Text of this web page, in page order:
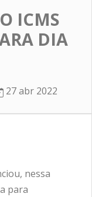
ICMS
DIA
27 abr 2022
nessa
para